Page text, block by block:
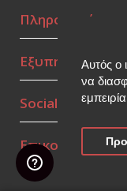
Αυτός ο
να
Πληροφορίες
Εξυπηρέτηση
Social Media
Επικοινωνία